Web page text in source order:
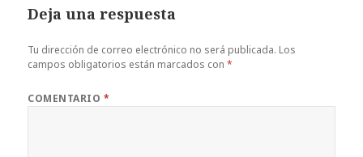
Deja una respuesta
Tu dirección de correo electrónico no será publicada. Los
campos obligatorios están marcados con*
COMENTARIO *